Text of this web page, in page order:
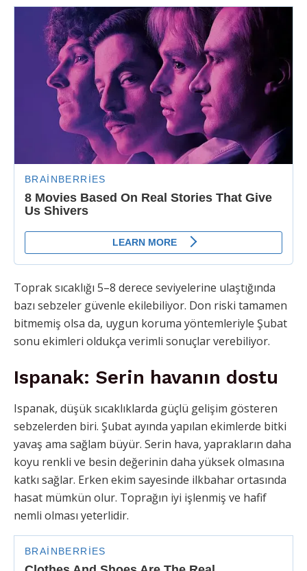
Toprak sıcaklığı 5–8 derece seviyelerine ulaştığında
bazı sebzeler güvenle ekilebiliyor. Don riski tamamen
bitmemiş olsa da, uygun koruma yöntemleriyle Şubat
sonu ekimleri oldukça verimli sonuçlar verebiliyor.
Ispanak: Serin havanın dostu
Ispanak, düşük sıcaklıklarda güçlü gelişim gösteren
sebzelerden biri. Şubat ayında yapılan ekimlerde bitki
yavaş ama sağlam büyür. Serin hava, yaprakların daha
koyu renkli ve besin değerinin daha yüksek olmasına
katkı sağlar. Erken ekim sayesinde ilkbahar ortasında
hasat mümkün olur. Toprağın iyi işlenmiş ve hafif
nemli olması yeterlidir.